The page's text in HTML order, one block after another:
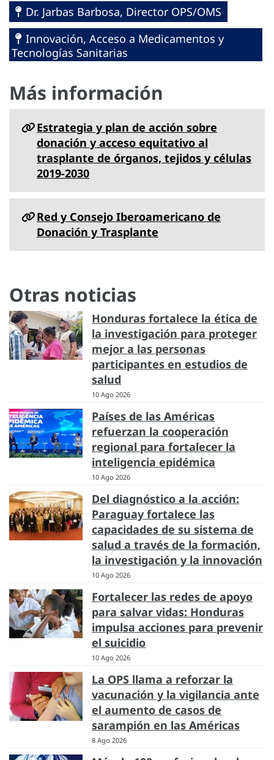
Dr. Jarbas Barbosa, Director OPS/OMS
Innovación, Acceso a Medicamentos y
Tecnologías Sanitarias
Más información
Estrategia y plan de acción sobre
donación y acceso equitativo al
trasplante de órganos, tejidos y células
2019-2030
Red y Consejo Iberoamericano de
Donación y Trasplante
Otras noticias
Honduras fortalece la ética de
la investigación para proteger
mejor a las personas
participantes en estudios de
salud
10 Ago 2026
Países de las Américas
refuerzan la cooperación
regional para fortalecer la
inteligencia epidémica
10 Ago 2026
Del diagnóstico a la acción:
Paraguay fortalece las
capacidades de su sistema de
salud a través de la formación,
la investigación y la innovación
10 Ago 2026
Fortalecer las redes de apoyo
para salvar vidas: Honduras
impulsa acciones para prevenir
el suicidio
10 Ago 2026
La OPS llama a reforzar la
vacunación y la vigilancia ante
el aumento de casos de
sarampión en las Américas
8 Ago 2026